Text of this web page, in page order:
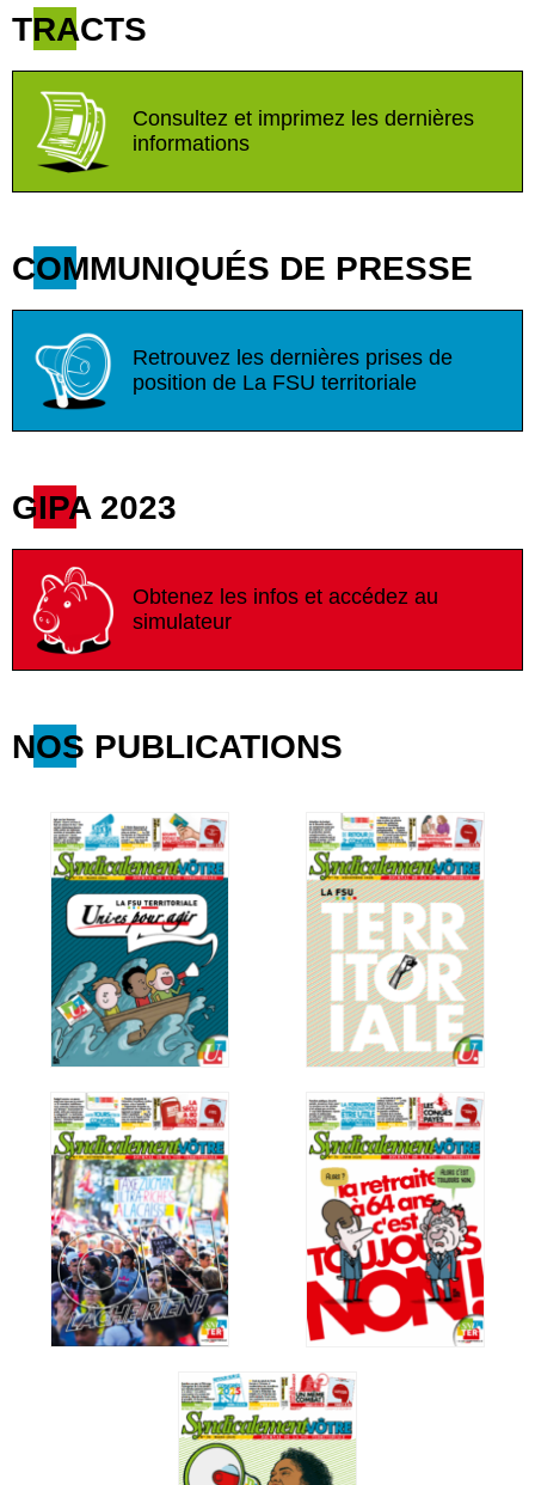
TRACTS
Consultez et imprimez les dernières
informations
COMMUNIQUÉS DE PRESSE
Retrouvez les dernières prises de
position de La FSU territoriale
GIPA 2023
Obtenez les infos et accédez au
simulateur
NOS PUBLICATIONS